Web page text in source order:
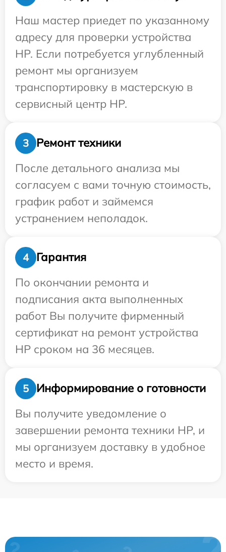
Наш мастер приедет по указанному
адресу для проверки устройства
HP. Если потребуется углубленный
ремонт мы организуем
транспортировку в мастерскую в
сервисный центр HP.
3
Ремонт техники
После детального анализа мы
согласуем с вами точную стоимость,
график работ и займемся
устранением неполадок.
4
Гарантия
По окончании ремонта и
подписания акта выполненных
работ Вы получите фирменный
сертификат на ремонт устройства
HP сроком на 36 месяцев.
5
Информирование о готовности
Вы получите уведомление о
завершении ремонта техники HP, и
мы организуем доставку в удобное
место и время.